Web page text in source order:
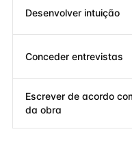
Desenvolver intuição
Conceder entrevistas
Escrever de acordo
da obra